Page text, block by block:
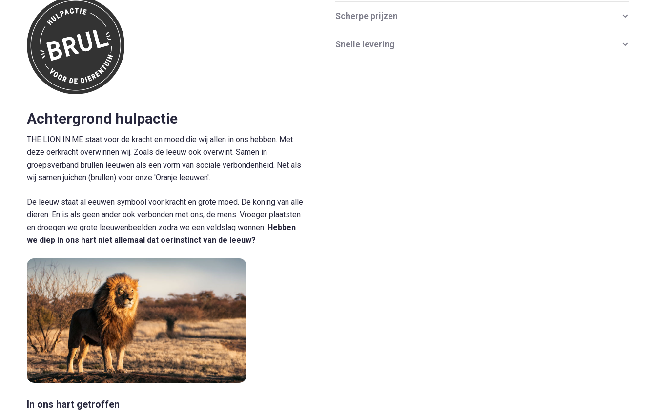
Achtergrond hulpactie
THE LION IN.ME staat voor de kracht en moed die wij allen in ons hebben. Met
deze oerkracht overwinnen wij. Zoals de leeuw ook overwint. Samen in
groepsverband brullen leeuwen als een vorm van sociale verbondenheid. Net als
wij samen juichen (brullen) voor onze 'Oranje leeuwen'.
De leeuw staat al eeuwen symbool voor kracht en grote moed. De koning van alle
dieren. En is als geen ander ook verbonden met ons, de mens. Vroeger plaatsten
en droegen we grote leeuwenbeelden zodra we een veldslag wonnen. Hebben
we diep in ons hart niet allemaal dat oerinstinct van de leeuw?
In ons hart getroffen
Scherpe prijzen
Snelle levering